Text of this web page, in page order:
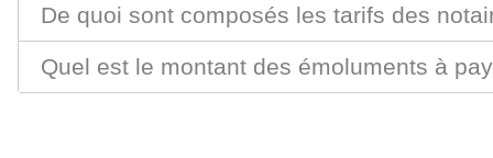
De quoi sont composés les tarifs des
Quel est le montant des émoluments à